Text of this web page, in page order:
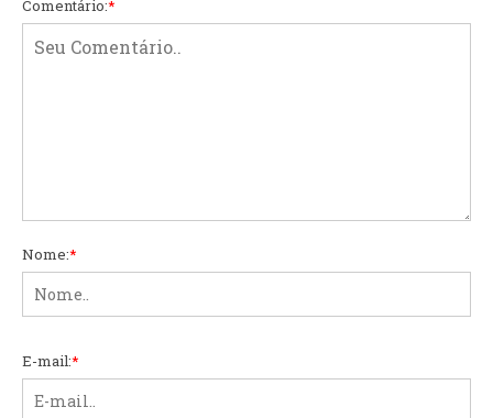
Comentário:*
Nome:*
E-mail:*